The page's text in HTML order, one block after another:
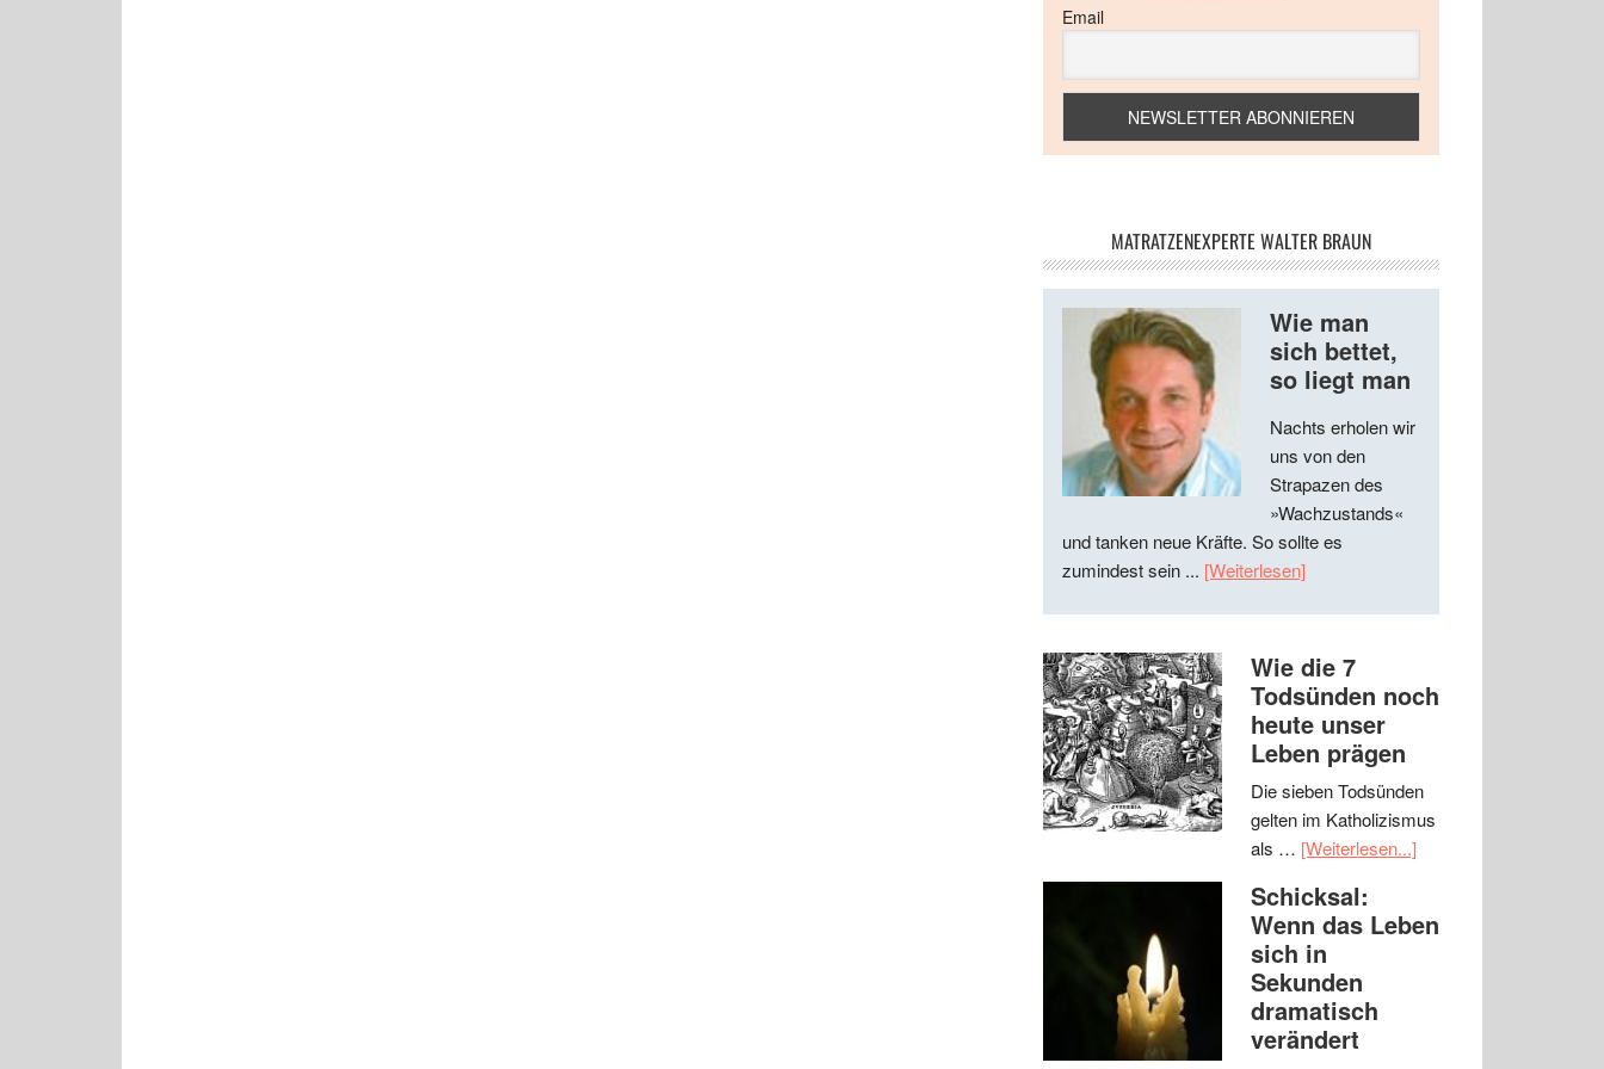
Email
MATRATZENEXPERTE WALTER BRAUN
Wie man
sich bettet,
so liegt man
Nachts erholen wir
uns von den
Strapazen des
»Wachzustands«
und tanken neue Kräfte. So sollte es
zumindest sein ... [Weiterlesen]
Wie die 7
Todsünden noch
heute unser
Leben prägen
Die sieben Todsünden
gelten im Katholizismus
als … [Weiterlesen...]
Schicksal:
Wenn das Leben
sich in
Sekunden
dramatisch
verändert